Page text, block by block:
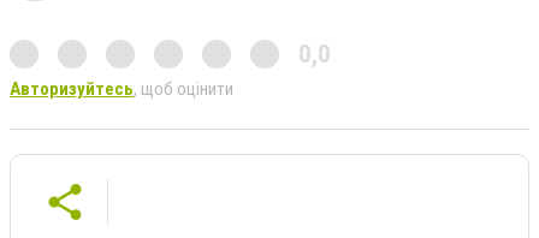
0,0
Авторизуйтесь, щоб оцінити